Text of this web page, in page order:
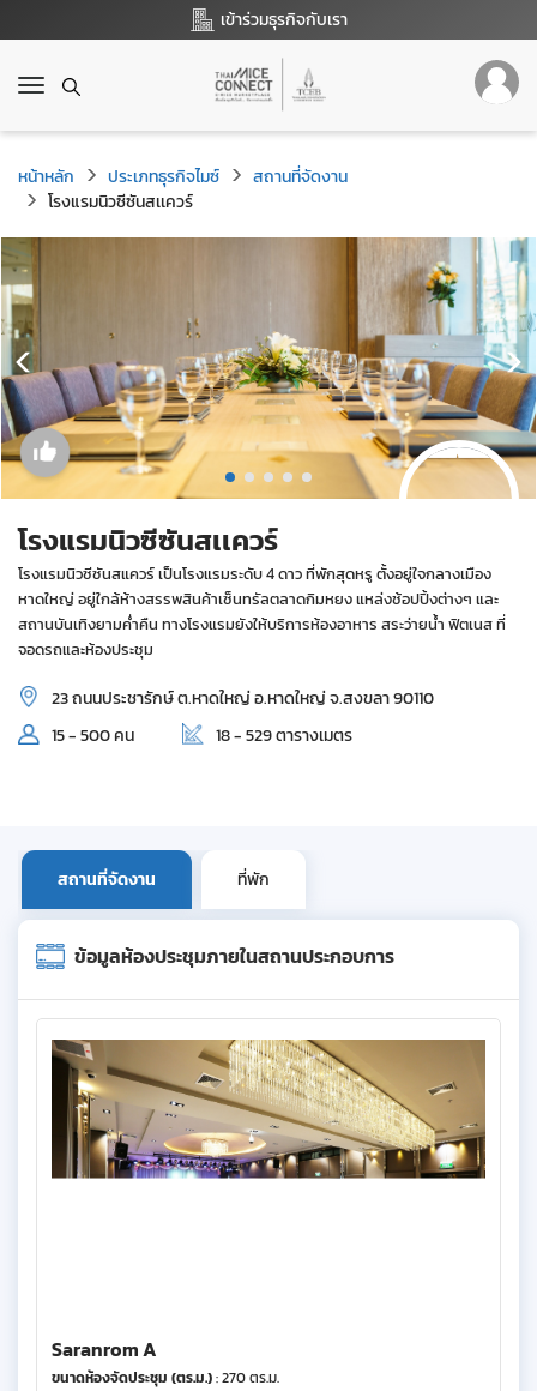
เข้าร่วมธุรกิจกับเรา
T
g
g
l
e
n
v
i
g
a
t
i
o
n
หน้าหลัก ประเภทธุรกิจไมซ์
สถานที่จัดงาน
โรงแรมนิวซีซันสเเควร์
โรงแรมนิวซีซันสเเควร์
โรงแรมนิวซีซันสแควร์ เป็นโรงแรมระดับ 4 ดาว ที่พักสุดหรู ตั้งอยู่ใจกลางเมือง
หาดใหญ่ อยู่ใกล้ห้างสรรพสินค้าเซ็นทรัลตลาดกิมหยง แหล่งช้อปปิ้งต่างๆ และ
สถานบันเทิงยามค่ำคืน ทางโรงแรมยังให้บริการห้องอาหาร สระว่ายน้ำ ฟิตเนส ที่
จอดรถและห้องประชุม
23 ถนนประชารักษ์ ต.หาดใหญ่ อ.หาดใหญ่ จ.สงขลา 90110
15 - 500 คน
18 - 529 ตารางเมตร
สถานที่จัดงาน ที่พัก
ข้อมูลห้องประชุมภายในสถานประกอบการ
Saranrom A
ขนาดห้องจัดประชุม (ตร.ม.): 270 ตร.ม.